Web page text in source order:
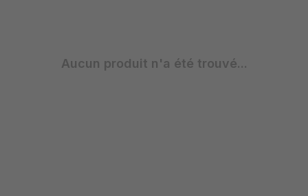
Aucun produit n'a été trouvé...